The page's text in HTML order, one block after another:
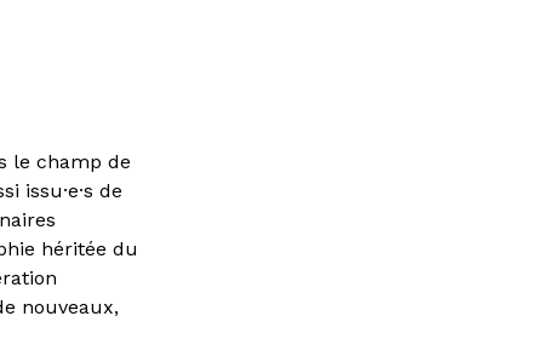
le champ de
issu·e·s de
héritée du
nouveaux,